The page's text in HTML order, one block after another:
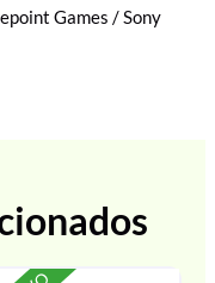
Games / Sony